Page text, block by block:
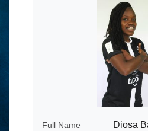
Full Name Diosa